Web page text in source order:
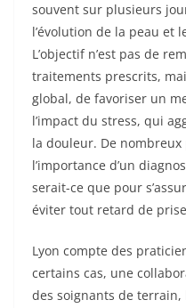
souvent sur plusieurs
l’évolution de la peau et
L’objectif n’est pas de
traitements prescrits,
global, de favoriser un
l’impact du stress, qui
la douleur. De
l’importance d’un
serait-ce que pour
éviter tout retard de
Lyon compte des
certains cas, une
des soignants de